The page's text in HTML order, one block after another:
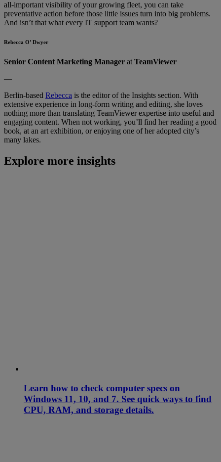
all-important visibility of your growing fleet, you can take
preventative action before those little issues turn into big problems.
And isn’t that what every IT support team wants?
Rebecca O’ Dwyer
Senior Content Marketing Manager atTeamViewer
—
Berlin-based Rebecca is the editor of the Insights section. With
extensive experience in long-form writing and editing, she loves
nothing more than translating TeamViewer expertise into useful and
engaging content. When not working, you’ll find her reading a good
book, at an art exhibition, or enjoying one of her adopted city’s
many lakes.
Explore more insights
Learn how to check computer specs on
Windows 11, 10, and 7. See quick ways to find
CPU, RAM, and storage details.